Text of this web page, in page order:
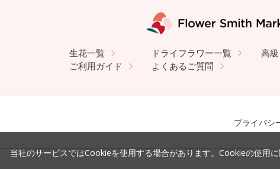
生花一覧 ドライフラワー一覧
高
ご利用ガイド
よくあるご質問
プライバシ
当社のサービスではCookieを使用する場合があります。Cookieの使用